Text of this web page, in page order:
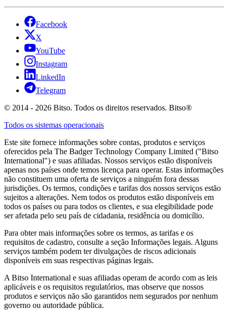
Facebook
X
YouTube
Instagram
LinkedIn
Telegram
© 2014 - 2026 Bitso. Todos os direitos reservados. Bitso®
Todos os sistemas operacionais
Este site fornece informações sobre contas, produtos e serviços
oferecidos pela The Badger Technology Company Limited ("Bitso
International") e suas afiliadas. Nossos serviços estão disponíveis
apenas nos países onde temos licença para operar. Estas informações
não constituem uma oferta de serviços a ninguém fora dessas
jurisdições. Os termos, condições e tarifas dos nossos serviços estão
sujeitos a alterações. Nem todos os produtos estão disponíveis em
todos os países ou para todos os clientes, e sua elegibilidade pode
ser afetada pelo seu país de cidadania, residência ou domicílio.
Para obter mais informações sobre os termos, as tarifas e os
requisitos de cadastro, consulte a seção Informações legais. Alguns
serviços também podem ter divulgações de riscos adicionais
disponíveis em suas respectivas páginas legais.
A Bitso International e suas afiliadas operam de acordo com as leis
aplicáveis e os requisitos regulatórios, mas observe que nossos
produtos e serviços não são garantidos nem segurados por nenhum
governo ou autoridade pública.